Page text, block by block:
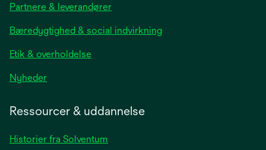
a
new
Partnere & leverandører
Bæredygtighed & social indvirkning
Etik & overholdelse
Nyhederopens
tab
Ressourcer & uddannelse
Historier fra Solventum